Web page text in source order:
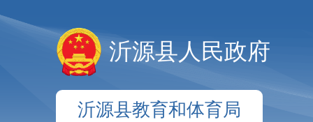
沂源县人民政府
沂源县教育和体育局